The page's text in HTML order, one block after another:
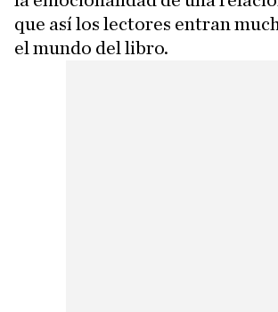
que así los lectores entran
el mundo del libro.